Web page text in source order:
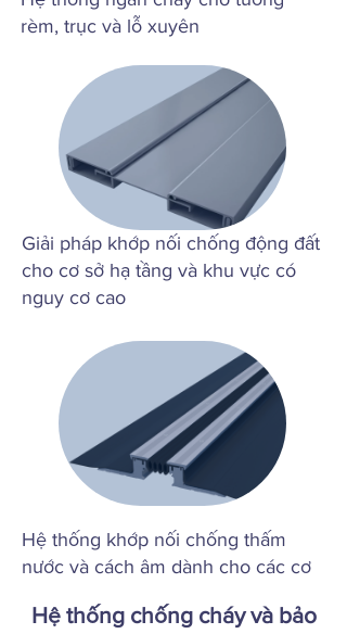
rèm, trục và lỗ xuyên
Giải pháp khớp nối chống động đất
cho cơ sở hạ tầng và khu vực có
nguy cơ cao
Hệ thống khớp nối chống thấm
nước và cách âm dành cho các cơ
Hệ thống chống cháy và bảo